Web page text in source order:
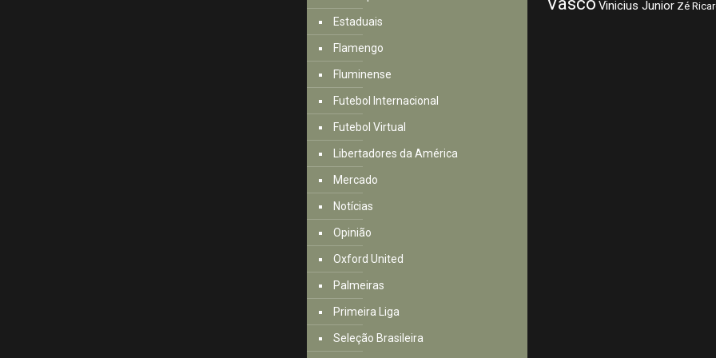
Estaduais
Flamengo
Fluminense
Futebol Internacional
Futebol Virtual
Libertadores da América
Mercado
Notícias
Opinião
Oxford United
Palmeiras
Primeira Liga
Seleção Brasileira
Vinicius Junior Zé